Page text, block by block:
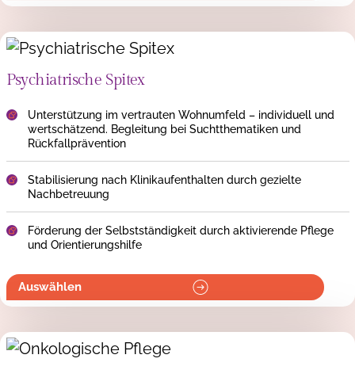
Psychiatrische Spitex
Unterstützung im vertrauten Wohnumfeld – individuell und
wertschätzend. Begleitung bei Suchtthematiken und
Rückfallprävention
Stabilisierung nach Klinikaufenthalten durch gezielte
Nachbetreuung
Förderung der Selbstständigkeit durch aktivierende Pflege
und Orientierungshilfe
Auswählen